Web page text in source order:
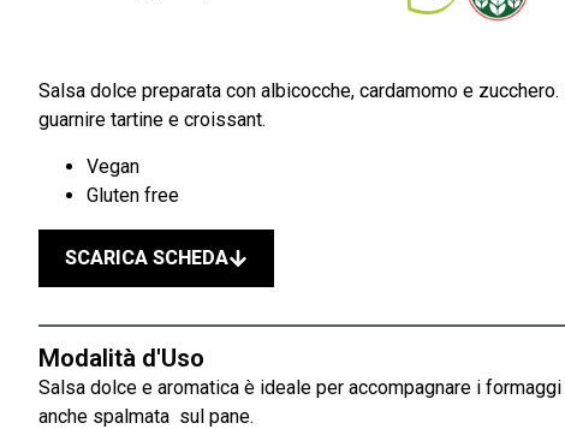
Salsa dolce preparata con albicocche, cardamomo e
guarnire tartine e croissant.
Vegan
Gluten free
SCARICA SCHEDA
Modalità d'Uso
Salsa dolce e aromatica è ideale per accompagnare i
anche spalmata sul pane.